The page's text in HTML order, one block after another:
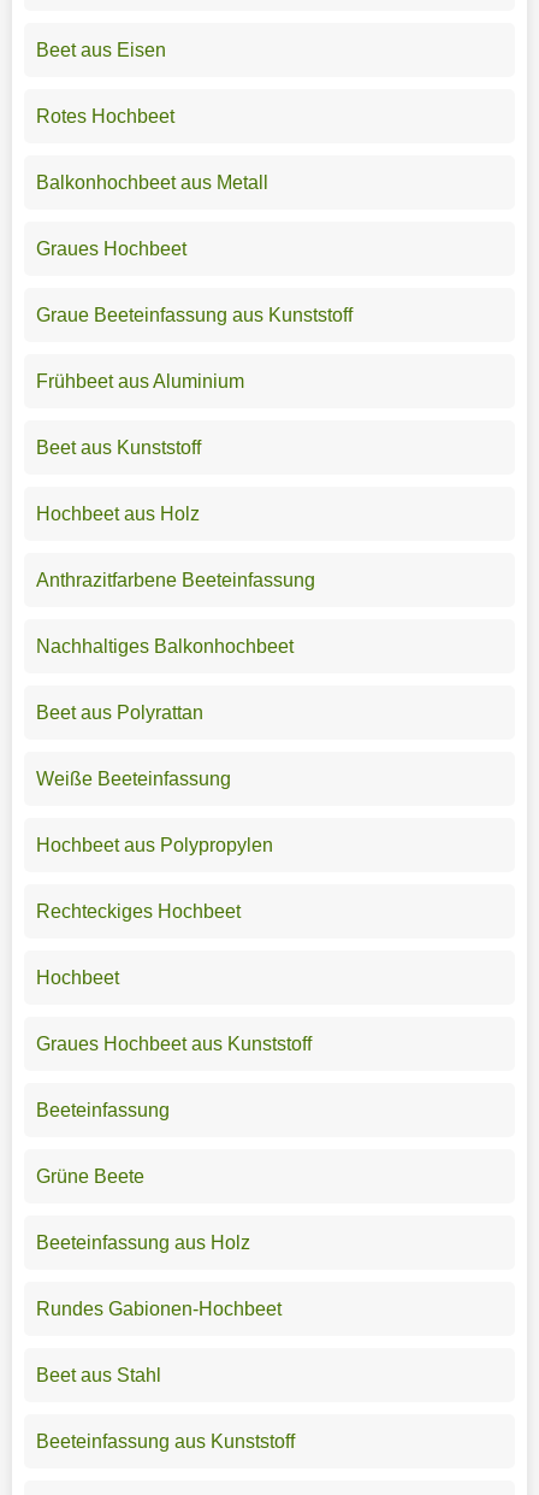
Beet aus Eisen
Rotes Hochbeet
Balkonhochbeet aus Metall
Graues Hochbeet
Graue Beeteinfassung aus Kunststoff
Frühbeet aus Aluminium
Beet aus Kunststoff
Hochbeet aus Holz
Anthrazitfarbene Beeteinfassung
Nachhaltiges Balkonhochbeet
Beet aus Polyrattan
Weiße Beeteinfassung
Hochbeet aus Polypropylen
Rechteckiges Hochbeet
Hochbeet
Graues Hochbeet aus Kunststoff
Beeteinfassung
Grüne Beete
Beeteinfassung aus Holz
Rundes Gabionen-Hochbeet
Beet aus Stahl
Beeteinfassung aus Kunststoff